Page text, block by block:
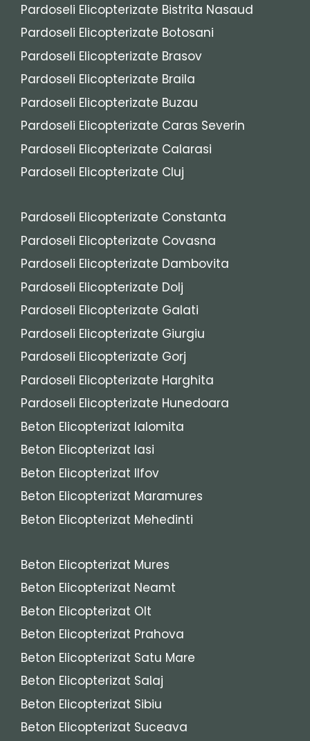
Pardoseli Elicopterizate Bistrita Nasaud
Pardoseli Elicopterizate Botosani
Pardoseli Elicopterizate Brasov
Pardoseli Elicopterizate Braila
Pardoseli Elicopterizate Buzau
Pardoseli Elicopterizate Caras Severin
Pardoseli Elicopterizate Calarasi
Pardoseli Elicopterizate Cluj
Pardoseli Elicopterizate Constanta
Pardoseli Elicopterizate Covasna
Pardoseli Elicopterizate Dambovita
Pardoseli Elicopterizate Dolj
Pardoseli Elicopterizate Galati
Pardoseli Elicopterizate Giurgiu
Pardoseli Elicopterizate Gorj
Pardoseli Elicopterizate Harghita
Pardoseli Elicopterizate Hunedoara
Beton Elicopterizat Ialomita
Beton Elicopterizat Iasi
Beton Elicopterizat Ilfov
Beton Elicopterizat Maramures
Beton Elicopterizat Mehedinti
Beton Elicopterizat Mures
Beton Elicopterizat Neamt
Beton Elicopterizat Olt
Beton Elicopterizat Prahova
Beton Elicopterizat Satu Mare
Beton Elicopterizat Salaj
Beton Elicopterizat Sibiu
Beton Elicopterizat Suceava